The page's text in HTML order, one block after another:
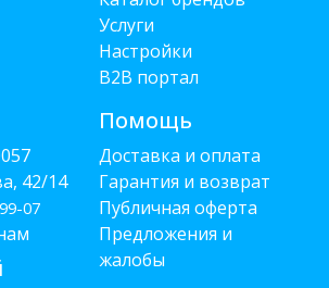
42/14
07
Услуги
Настройки
B2B портал
Помощь
Доставка и оплата
Гарантия и возврат
Публичная оферта
Предложения и
жалобы